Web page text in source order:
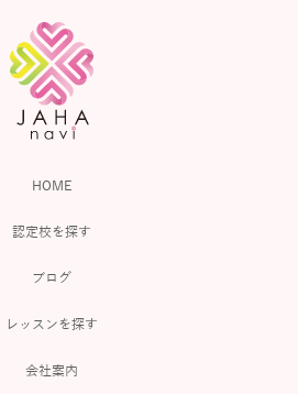
HOME
認定校を探す
ブログ
レッスンを探す
会社案内